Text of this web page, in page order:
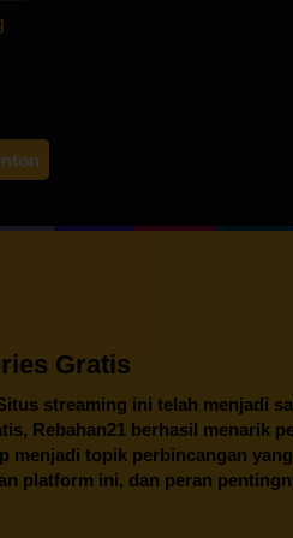
Gratis
streaming ini telah menjadi
Rebahan21berhasil menarik
menjadi topik perbincangan
platform ini, dan peran